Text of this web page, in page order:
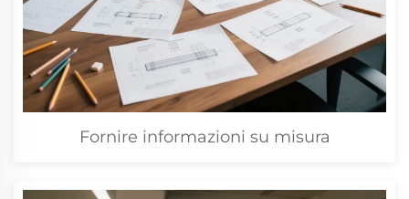
Fornire informazioni su misura